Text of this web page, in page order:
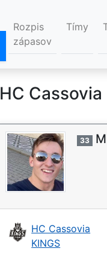
Rozpis
zápasov
Tímy
HC Cassovia
33
HC Cassovia
KINGS